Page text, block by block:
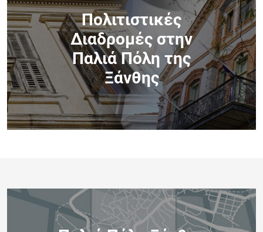
Πολιτιστικές
Διαδρομές στην
Παλιά Πόλη της
Ξάνθης